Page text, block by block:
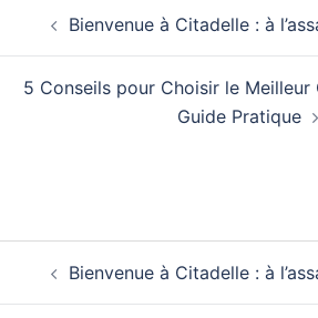
d’articleBienvenue à Citadelle : à
5 Conseils pour Choisir le Meilleur
Guide Pratique
d’articleBienvenue à Citadelle : à